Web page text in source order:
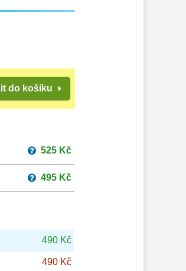
do košíku
525 Kč
495 Kč
490 Kč
490 Kč